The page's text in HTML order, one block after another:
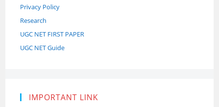
Privacy Policy
Research
UGC NET FIRST PAPER
UGC NET Guide
IMPORTANT LINK